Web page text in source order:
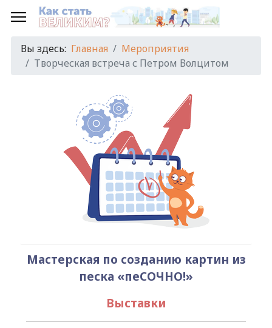
Вы здесь: Главная
Мероприятия
Творческая встреча с Петром Волцитом
Мастерская по созданию картин из
песка «пеСОЧНО!»
Выставки
годмесяц
годмесяц